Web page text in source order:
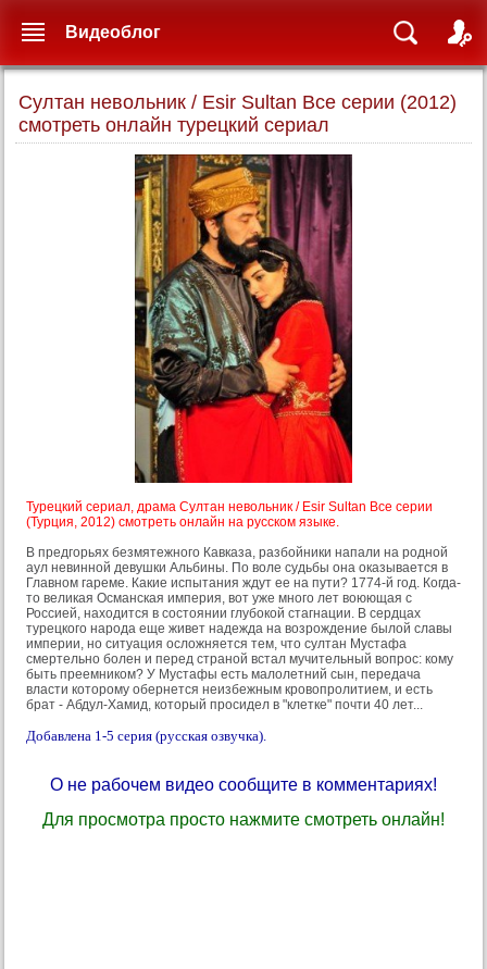
Султан невольник / Esir Sultan Все серии (2012)
смотреть онлайн турецкий сериал
Турецкий сериал, драма Султан невольник / Esir Sultan Все серии
(Турция, 2012) смотреть онлайн на русском языке.
В предгорьях безмятежного Кавказа, разбойники напали на родной
аул невинной девушки Альбины. По воле судьбы она оказывается в
Главном гареме. Какие испытания ждут ее на пути? 1774-й год. Когда-
то великая Османская империя, вот уже много лет воюющая с
Россией, находится в состоянии глубокой стагнации. В сердцах
турецкого народа еще живет надежда на возрождение былой славы
империи, но ситуация осложняется тем, что султан Мустафа
смертельно болен и перед страной встал мучительный вопрос: кому
быть преемником? У Мустафы есть малолетний сын, передача
власти которому обернется неизбежным кровопролитием, и есть
брат - Абдул-Хамид, который просидел в "клетке" почти 40 лет...
Добавлена 1-5 серия (русская озвучка).
О не рабочем видео сообщите в комментариях!
Для просмотра просто нажмите смотреть онлайн!
Видеоблог